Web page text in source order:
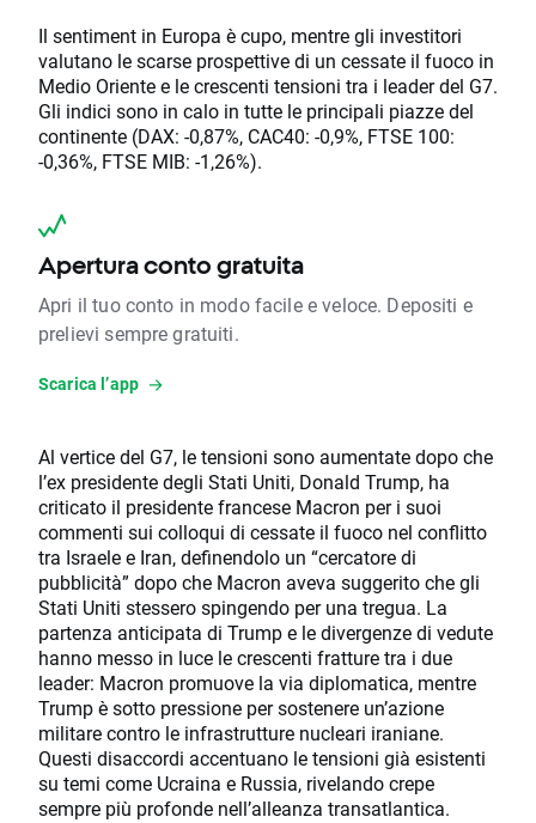
Il sentiment in Europa è cupo, mentre gli investitori
valutano le scarse prospettive di un cessate il fuoco in
Medio Oriente e le crescenti tensioni tra i leader del G7.
Gli indici sono in calo in tutte le principali piazze del
continente (DAX: -0,87%, CAC40: -0,9%, FTSE 100:
-0,36%, FTSE MIB: -1,26%).
Apertura conto gratuita
Apri il tuo conto in modo facile e veloce. Depositi e
prelievi sempre gratuiti.
Scarica l’app
Al vertice del G7, le tensioni sono aumentate dopo che
l’ex presidente degli Stati Uniti, Donald Trump, ha
criticato il presidente francese Macron per i suoi
commenti sui colloqui di cessate il fuoco nel conflitto
tra Israele e Iran, definendolo un “cercatore di
pubblicità” dopo che Macron aveva suggerito che gli
Stati Uniti stessero spingendo per una tregua. La
partenza anticipata di Trump e le divergenze di vedute
hanno messo in luce le crescenti fratture tra i due
leader: Macron promuove la via diplomatica, mentre
Trump è sotto pressione per sostenere un’azione
militare contro le infrastrutture nucleari iraniane.
Questi disaccordi accentuano le tensioni già esistenti
su temi come Ucraina e Russia, rivelando crepe
sempre più profonde nell’alleanza transatlantica.